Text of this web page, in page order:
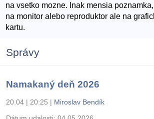
na vsetko mozne. Inak mensia
na monitor alebo reproduktor ale na
kartu.
Správy
Namakaný deň 2026
20.04 | 20:25 | Miroslav Bendík